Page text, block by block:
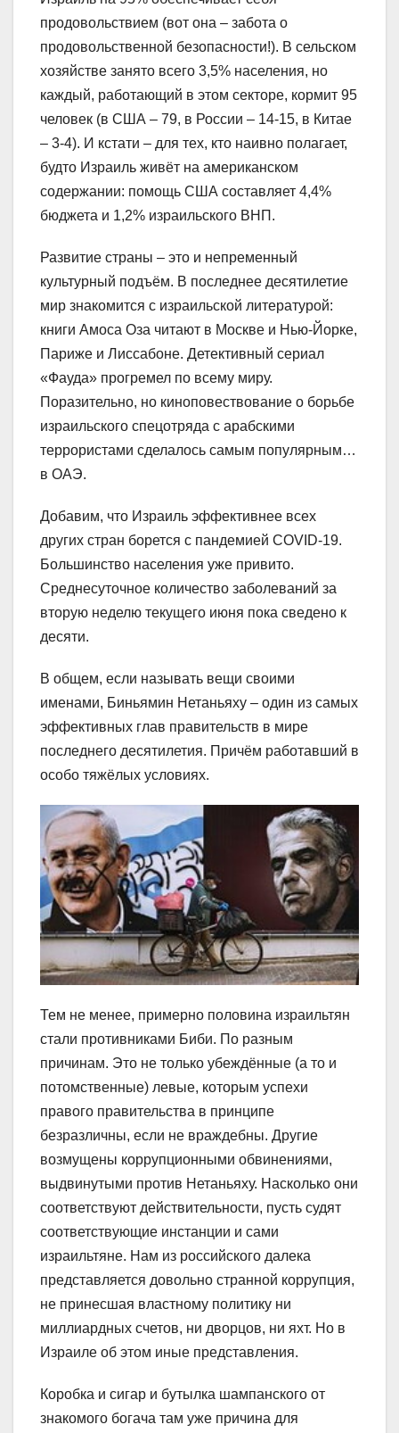
продовольствием (вот она – забота о
продовольственной безопасности!). В сельском
хозяйстве занято всего 3,5% населения, но
каждый, работающий в этом секторе, кормит 95
человек (в США – 79, в России – 14-15, в Китае
– 3-4). И кстати – для тех, кто наивно полагает,
будто Израиль живёт на американском
содержании: помощь США составляет 4,4%
бюджета и 1,2% израильского ВНП.
Развитие страны – это и непременный
культурный подъём. В последнее десятилетие
мир знакомится с израильской литературой:
книги Амоса Оза читают в Москве и Нью-Йорке,
Париже и Лиссабоне. Детективный сериал
«Фауда» прогремел по всему миру.
Поразительно, но киноповествование о борьбе
израильского спецотряда с арабскими
террористами сделалось самым популярным…
в ОАЭ.
Добавим, что Израиль эффективнее всех
других стран борется с пандемией COVID-19.
Большинство населения уже привито.
Среднесуточное количество заболеваний за
вторую неделю текущего июня пока сведено к
десяти.
В общем, если называть вещи своими
именами, Биньямин Нетаньяху – один из самых
эффективных глав правительств в мире
последнего десятилетия. Причём работавший в
особо тяжёлых условиях.
Тем не менее, примерно половина израильтян
стали противниками Биби. По разным
причинам. Это не только убеждённые (а то и
потомственные) левые, которым успехи
правого правительства в принципе
безразличны, если не враждебны. Другие
возмущены коррупционными обвинениями,
выдвинутыми против Нетаньяху. Насколько они
соответствуют действительности, пусть судят
соответствующие инстанции и сами
израильтяне. Нам из российского далека
представляется довольно странной коррупция,
не принесшая властному политику ни
миллиардных счетов, ни дворцов, ни яхт. Но в
Израиле об этом иные представления.
Коробка и сигар и бутылка шампанского от
знакомого богача там уже причина для